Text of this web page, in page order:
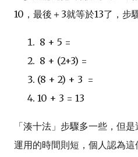
10，最後＋3就等於13了，步
8 + 5 =
8 + (2+3) =
(8 + 2) + 3 =
10 + 3 = 13
「湊十法」步驟多一些，但
運用的時間則短，個人認為